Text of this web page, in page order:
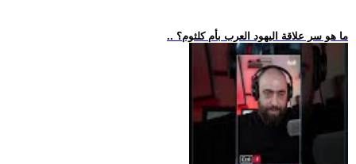
.. ما هو سر علاقة اليهود العرب بأم كلثوم؟